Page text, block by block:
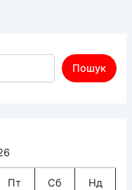
Пошук
Пт Сб Нд